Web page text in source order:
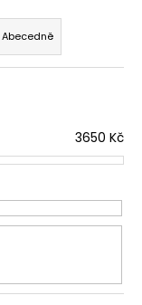
Abecedně
3650 Kč